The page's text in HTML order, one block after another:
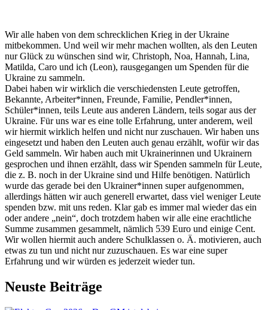
Wir alle haben von dem schrecklichen Krieg in der Ukraine
mitbekommen. Und weil wir mehr machen wollten, als den Leuten
nur Glück zu wünschen sind wir, Christoph, Noa, Hannah, Lina,
Matilda, Caro und ich (Leon), rausgegangen um Spenden für die
Ukraine zu sammeln.
Dabei haben wir wirklich die verschiedensten Leute getroffen,
Bekannte, Arbeiter*innen, Freunde, Familie, Pendler*innen,
Schüler*innen, teils Leute aus anderen Ländern, teils sogar aus der
Ukraine. Für uns war es eine tolle Erfahrung, unter anderem, weil
wir hiermit wirklich helfen und nicht nur zuschauen. Wir haben uns
eingesetzt und haben den Leuten auch genau erzählt, wofür wir das
Geld sammeln. Wir haben auch mit Ukrainerinnen und Ukrainern
gesprochen und ihnen erzählt, dass wir Spenden sammeln für Leute,
die z. B. noch in der Ukraine sind und Hilfe benötigen. Natürlich
wurde das gerade bei den Ukrainer*innen super aufgenommen,
allerdings hätten wir auch generell erwartet, dass viel weniger Leute
spenden bzw. mit uns reden. Klar gab es immer mal wieder das ein
oder andere „nein“, doch trotzdem haben wir alle eine erachtliche
Summe zusammen gesammelt, nämlich 539 Euro und einige Cent.
Wir wollen hiermit auch andere Schulklassen o. Ä. motivieren, auch
etwas zu tun und nicht nur zuzuschauen. Es war eine super
Erfahrung und wir würden es jederzeit wieder tun.
Neuste Beiträge